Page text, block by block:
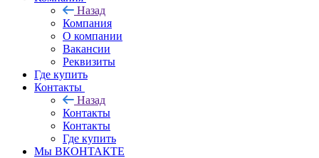
Назад
Компания
О компании
Вакансии
Реквизиты
Где купить
Контакты
Назад
Контакты
Контакты
Где купить
Мы ВКОНТАКТЕ